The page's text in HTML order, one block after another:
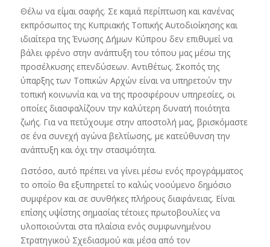
Θέλω να είμαι σαφής. Σε καμιά περίπτωση και κανένας
εκπρόσωπος της Κυπριακής Τοπικής Αυτοδιοίκησης και
ιδιαίτερα της Ένωσης Δήμων Κύπρου δεν επιθυμεί να
βάλει φρένο στην ανάπτυξη του τόπου μας μέσω της
προσέλκυσης επενδύσεων. Αντιθέτως. Σκοπός της
ύπαρξης των Τοπικών Αρχών είναι να υπηρετούν την
τοπική κοινωνία και να της προσφέρουν υπηρεσίες, οι
οποίες διασφαλίζουν την καλύτερη δυνατή ποιότητα
ζωής. Για να πετύχουμε στην αποστολή μας, βρισκόμαστε
σε ένα συνεχή αγώνα βελτίωσης, με κατεύθυνση την
ανάπτυξη και όχι την στασιμότητα.
Ωστόσο, αυτό πρέπει να γίνει μέσω ενός προγράμματος
το οποίο θα εξυπηρετεί το καλώς νοούμενο δημόσιο
συμφέρον και σε συνθήκες πλήρους διαφάνειας. Είναι
επίσης υψίστης σημασίας τέτοιες πρωτοβουλίες να
υλοποιούνται στα πλαίσια ενός συμφωνημένου
Στρατηγικού Σχεδιασμού και μέσα από τον